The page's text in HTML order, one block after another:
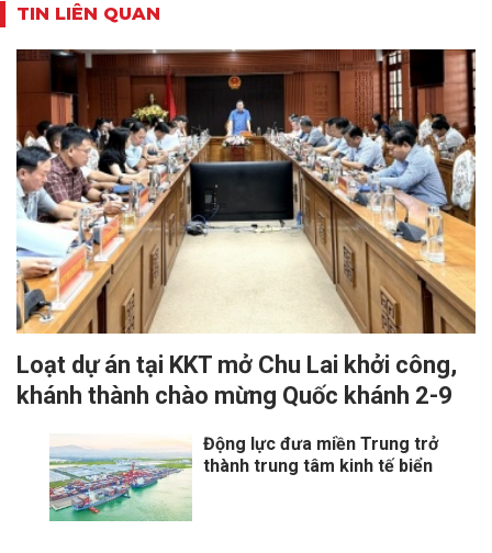
TIN LIÊN QUAN
Loạt dự án tại KKT mở Chu Lai khởi công,
khánh thành chào mừng Quốc khánh 2-9
Động lực đưa miền Trung trở
thành trung tâm kinh tế biển